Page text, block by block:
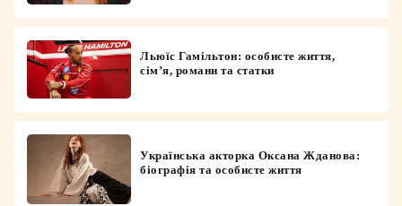
Льюїс Гамільтон: особисте життя,
сім’я, романи та статки
Українська акторка Оксана Жданова:
біографія та особисте життя